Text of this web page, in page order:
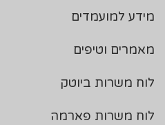
מידע למועמדים
מאמרים וטיפים
לוח משרות ביוטק
לוח משרות פארמה